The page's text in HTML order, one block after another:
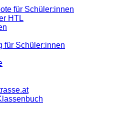
für Schüler:innen
HTL
für Schüler:innen